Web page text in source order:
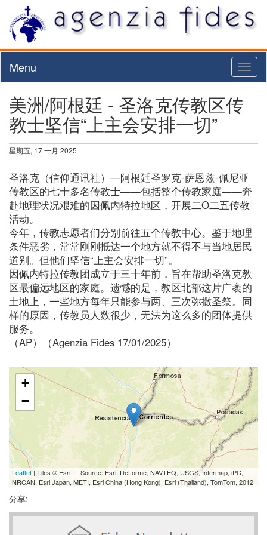
Menu
美洲/阿根廷 - 圣洛克传教区传
教士坚信“上主会安排一切”
星期五, 17 一月 2025
圣洛克（信仰通讯社）—阿根廷圣罗克-萨恩兹-佩尼亚
传教区的七十多名传教士——包括整个传教家庭——奔
赴地理状况艰难的因佩内特拉地区，开展二O二五传教
活动。
今年，传教志愿者们分别前往五个传教中心。鉴于地理
条件恶劣，常常刚刚抵达一个地方就不得不与当地居民
道别。但他们坚信“上主会安排一切”。
因佩内特拉传教团成立于三十年前，旨在帮助圣洛克教
区最偏远地区的家庭。遗憾的是，教区北部这片广袤的
土地上，一些地方每年只能参与两、三次弥撒圣祭。同
样的原因，传教员人数很少，无法为这么多的团体提供
服务。
（AP）（Agenzia Fides 17/01/2025）
+
−
Leaflet| Tiles © Esri — Source: Esri, DeLorme, NAVTEQ, USGS, Intermap, iPC,
NRCAN, Esri Japan, METI, Esri China (Hong Kong), Esri (Thailand), TomTom, 2012
分享: